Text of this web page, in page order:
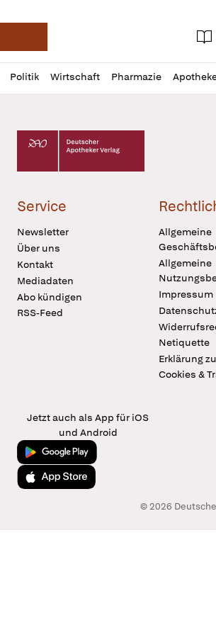
Deutsche Apotheker Zeitung
Aktuelle
login
Politik Wirtschaft Pharmazie
Profil
öffnen
Daz
Pur
Deutscher Apotheker Verlag Logo
Service
Newsletter
Über uns
Kontakt
Mediadaten
Abo kündigen
RSS-Feed
Allgemeine
Allgemeine
Impressum
Netiquette
Erklärung
Cookies &
Jetzt auch als App für iOS
und Android
Jetzt bei Google Play
Laden im App Store
© 2026